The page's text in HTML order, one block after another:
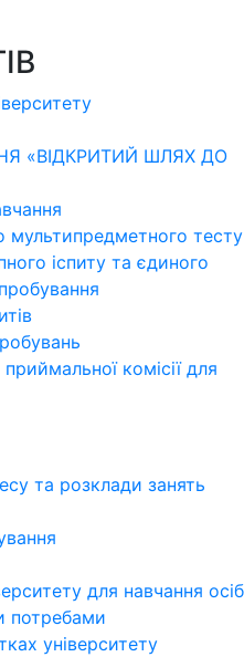
«ВІДКРИТИЙ ШЛЯХ ДО
мультипредметного тесту
іспиту та єдиного
комісії для
та розклади занять
для навчання осіб
потребами
університету